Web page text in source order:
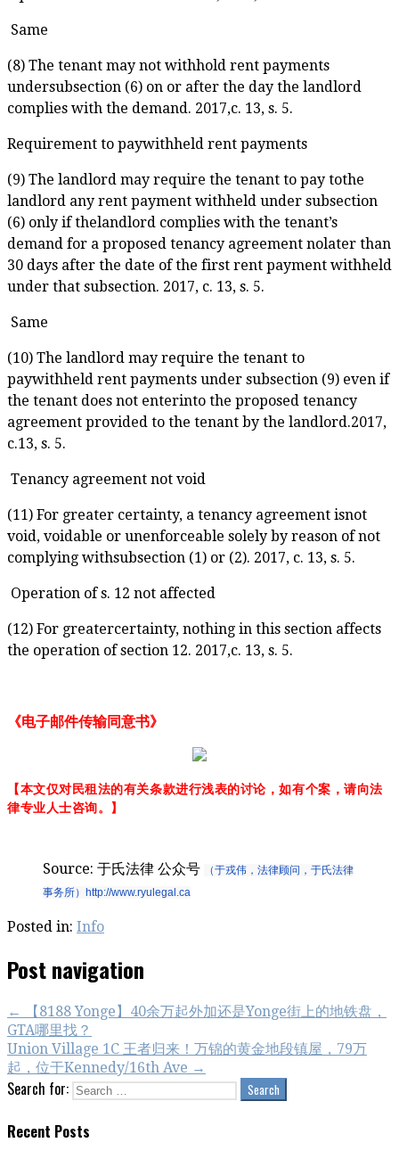
Same
(8) The tenant may not withhold rent payments
undersubsection (6) on or after the day the landlord
complies with the demand. 2017,c. 13, s. 5.
Requirement to paywithheld rent payments
(9) The landlord may require the tenant to pay tothe
landlord any rent payment withheld under subsection
(6) only if thelandlord complies with the tenant’s
demand for a proposed tenancy agreement nolater than
30 days after the date of the first rent payment withheld
under that subsection. 2017, c. 13, s. 5.
Same
(10) The landlord may require the tenant to
paywithheld rent payments under subsection (9) even if
the tenant does not enterinto the proposed tenancy
agreement provided to the tenant by the landlord.2017,
c.13, s. 5.
Tenancy agreement not void
(11) For greater certainty, a tenancy agreement isnot
void, voidable or unenforceable solely by reason of not
complying withsubsection (1) or (2). 2017, c. 13, s. 5.
Operation of s. 12 not affected
(12) For greatercertainty, nothing in this section affects
the operation of section 12. 2017,c. 13, s. 5.
《电子邮件传输同意书》
【本文仅对民租法的有关条款进行浅表的讨论，如有个案，请向法
律专业人士咨询。】
Source: 于氏法律 公众号
（于戎伟，法律顾问，于氏法律
事务所）http://www.ryulegal.ca
Posted in: Info
Post navigation
← 【8188 Yonge】40余万起外加还是Yonge街上的地铁盘，
GTA哪里找？
Union Village 1C 王者归来！万锦的黄金地段镇屋，79万
起，位于Kennedy/16th Ave →
Search for:
Recent Posts